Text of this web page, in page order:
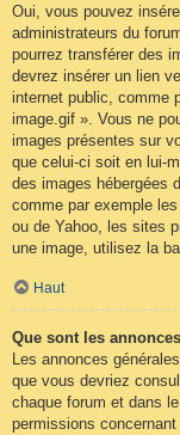
Oui, vous pouvez
administrateurs du
pourrez transférer des
devrez insérer un lien
internet public, comme
image.gif ». Vous ne
images présentes sur
que celui-ci soit en lui-
des images hébergées
comme par exemple
ou de Yahoo, les sites
une image, utilisez la
Haut
Que sont les
Les annonces
que vous devriez
chaque forum et dans
permissions